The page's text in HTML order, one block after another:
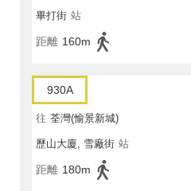
畢打街 站
距離 160m
930A
往 荃灣(愉景新城)
歷山大廈, 雪廠街 站
距離 180m